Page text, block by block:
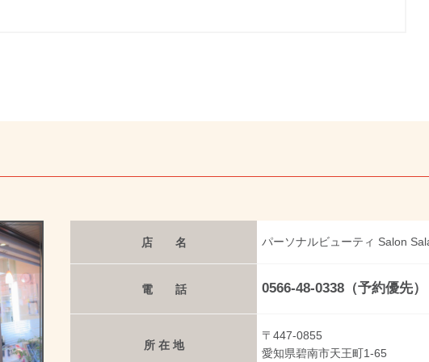
店 名 パーソナルビューティ Salon
電 話 0566-48-0338（予約優先）
所 在 地
〒447-0855
愛知県碧南市天王町1-65